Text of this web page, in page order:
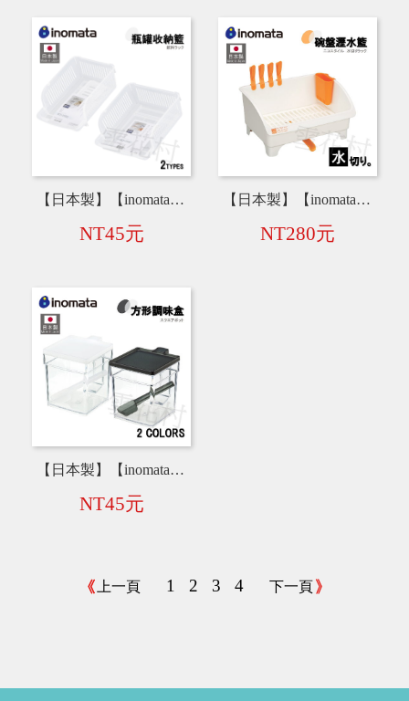
【日本製】【inomata】飲料收納盒350ml-0361 ／ 飲料收納盒500ml-0362
NT45元
【日本製】【inomata】小型碗盤瀝水籃 0082
NT280元
【日本製】【inomata】方形調味盒 兩色 1197-W／1197-B
NT45元
上一頁 1 2 3 4 下一頁